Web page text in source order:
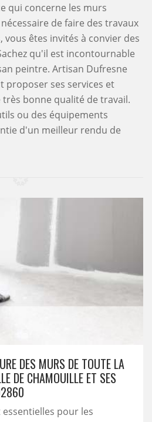
qui concerne les murs
de faire des travaux
êtes invités à convier des
qu'il est incontournable
peintre. Artisan Dufresne
proposer ses services et
très bonne qualité de travail.
ou des équipements
d'un meilleur rendu de
DES MURS DE TOUTE LA
DE CHAMOUILLE ET SES
pour les